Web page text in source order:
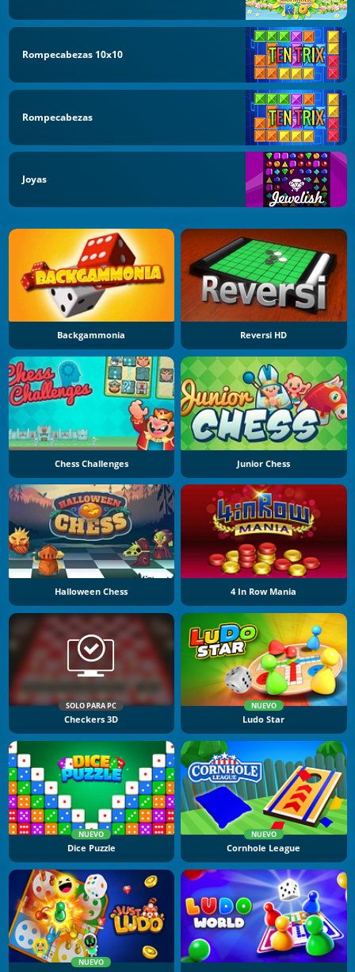
Rompecabezas 10x10
Rompecabezas
Joyas
Backgammonia Reversi HD
Chess Challenges Junior Chess
Halloween Chess 4 In Row Mania
SOLO PARA PC
Checkers 3D
NUEVO
Ludo Star
NUEVO
Dice Puzzle
NUEVO
Cornhole League
NUEVO